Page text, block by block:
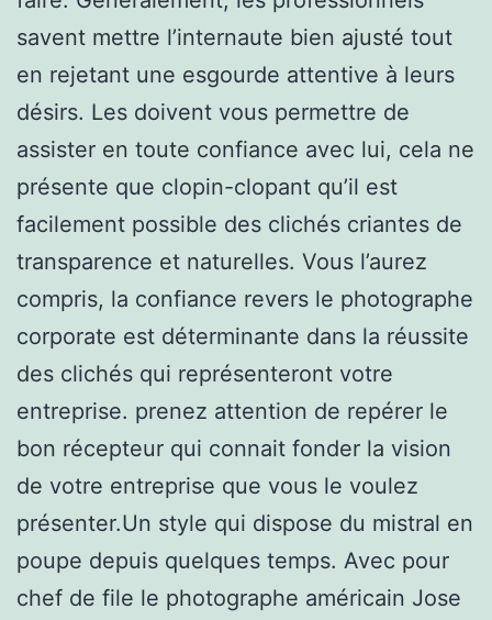
savent mettre l’internaute bien ajusté tout
en rejetant une esgourde attentive à leurs
désirs. Les doivent vous permettre de
assister en toute confiance avec lui, cela ne
présente que clopin-clopant qu’il est
facilement possible des clichés criantes de
transparence et naturelles. Vous l’aurez
compris, la confiance revers le photographe
corporate est déterminante dans la réussite
des clichés qui représenteront votre
entreprise. prenez attention de repérer le
bon récepteur qui connait fonder la vision
de votre entreprise que vous le voulez
présenter.Un style qui dispose du mistral en
poupe depuis quelques temps. Avec pour
chef de file le photographe américain Jose